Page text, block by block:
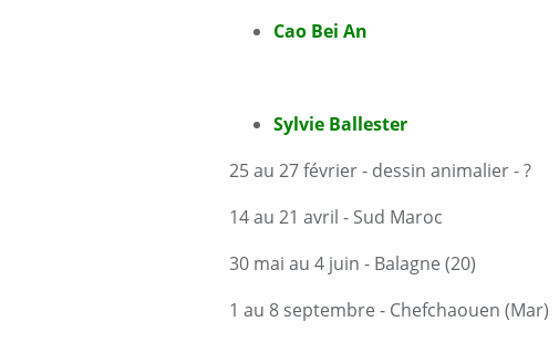
Cao Bei An
Sylvie Ballester
25 au 27 février - dessin animalier - ?
14 au 21 avril - Sud Maroc
30 mai au 4 juin - Balagne (20)
1 au 8 septembre - Chefchaouen (Mar)